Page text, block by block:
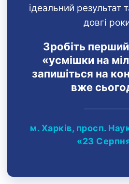
ідеальний результат
довгі
Зробіть
«усмішки на
запишіться на
вже
м. Харків, просп.
«23